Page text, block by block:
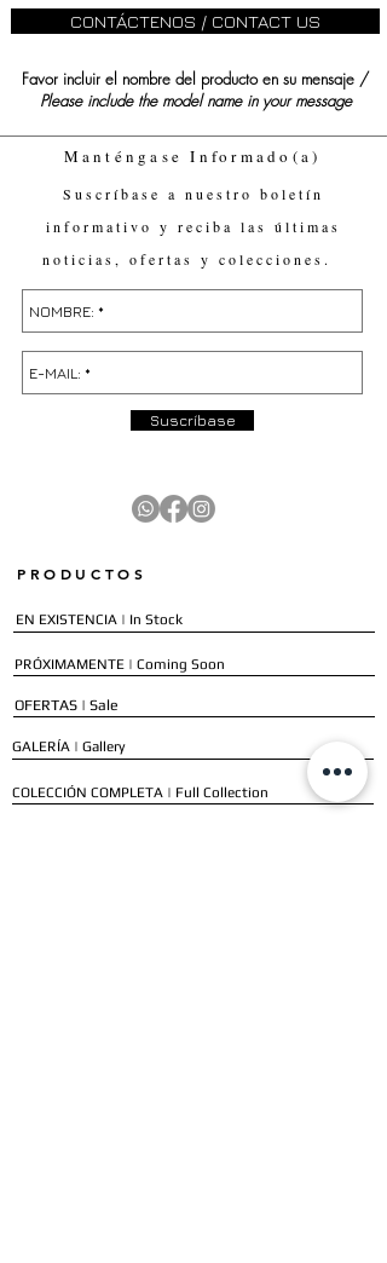
CONTÁCTENOS / CONTACT US
Favor incluir el nombre del producto en su mensaje /
Please include the model name in your message
Manténgase Informado(a)
Suscríbase a nuestro boletín
informativo y reciba las últimas
noticias, ofertas y colecciones.
Suscríbase
PRODUCTOS
EN EXISTENCIA | In Stock
PRÓXIMAMENTE | Coming Soon
OFERTAS | Sale
GALERÍA | Gallery
COLECCIÓN COMPLETA | Full Collection